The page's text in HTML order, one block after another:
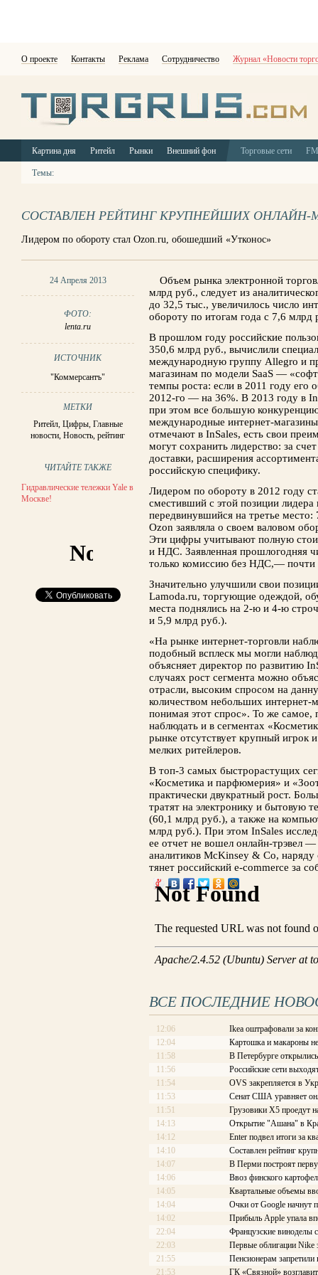
О проекте Контакты Реклама Сотрудничество Журнал «Новости
Картина дня Ритейл Рынки Внешний фон Торговые сети
Темы:
СОСТАВЛЕН РЕЙТИНГ КРУПНЕЙШИХ ОНЛАЙН-
Лидером по обороту стал Ozon.ru, обошедший «Утконос»
24 Апреля 2013
ФОТО:
lenta.ru
ИСТОЧНИК
"Коммерсантъ"
МЕТКИ
Ритейл, Цифры, Главные
новости,Новость,рейтинг
ЧИТАЙТЕ ТАКЖЕ
Гидравлические тележки Yale в
Москве!
Объем рынка электронной
млрд руб., следует из
до 32,5 тыс., увеличилось число
обороту по итогам года с 7,6 млрд
В прошлом году российские
350,6 млрд руб., вычислили
международную группу Allegro и
магазинам по модели SaaS —
темпы роста: если в 2011 году его
2012-го — на 36%. В 2013 году в
при этом все большую
международные интернет-
отмечают в InSales, есть свои
могут сохранить лидерство: за
доставки, расширения
российскую специфику.
Лидером по обороту в 2012 году
сместивший с этой позиции
передвинувшийся на третье
Ozon заявляла о своем валовом
Эти цифры учитывают полную
и НДС. Заявленная прошлогодняя
только комиссию без НДС,— почти
Значительно улучшили свои
Lamoda.ru, торгующие одеждой,
места поднялись на 2-ю и 4-ю
и 5,9 млрд руб.).
«На рынке интернет-торговли
подобный всплеск мы могли
объясняет директор по развитию
случаях рост сегмента можно
отрасли, высоким спросом на
количеством небольших
понимая этот спрос». То же
наблюдать и в сегментах
рынке отсутствует крупный игрок
мелких ритейлеров.
В топ-3 самых быстрорастущих
«Косметика и парфюмерия» и
практически двукратный рост.
тратят на электронику и бытовую
(60,1 млрд руб.), а также на
млрд руб.). При этом InSales
ее отчет не вошел онлайн-трэвел
аналитиков McKinsey & Co, наряду
тянет российский e-commerce за
ВСЕ ПОСЛЕДНИЕ
12:06
Ikea оштрафовали за
12:04
Картошка и макароны
11:58
В Петербурге
11:56
Российские сети
11:54
OVS закрепляется в
11:53
Сенат США уравняет
11:51
Грузовики Х5
14:13
Открытие "Ашана" в
14:12
Enter подвел итоги за
14:10
Составлен рейтинг
14:07
В Перми построят
14:06
Ввоз финского
14:05
Квартальные объемы
14:04
Очки от Google начнут
14:02
Прибыль Apple упала
22:04
Французские виноделы
22:03
Первые облигации Nike
21:55
Пенсионерам запретили
21:53
ГК «Связной»